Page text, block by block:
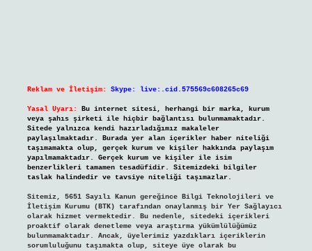
Reklam ve İletişim: Skype: live:.cid.575569c608265c69
Yasal Uyarı:
Bu internet sitesi, herhangi bir marka, kurum
veya şahıs şirketi ile hiçbir bağlantısı bulunmamaktadır.
Sitede yalnızca kendi hazırladığımız makaleler
paylaşılmaktadır. Burada yer alan içerikler haber niteliği
taşımamakta olup, gerçek kurum ve kişiler hakkında paylaşım
yapılmamaktadır. Gerçek kurum ve kişiler ile isim
benzerlikleri tamamen tesadüfidir. Sitemizdeki bilgiler
taslak halindedir ve tavsiye niteliği taşımazlar.
Sitemiz, 5651 Sayılı Kanun gereğince Bilgi Teknolojileri ve
İletişim Kurumu (BTK) tarafından onaylanmış bir Yer Sağlayıcı
olarak hizmet vermektedir. Bu nedenle, sitedeki içerikleri
proaktif olarak denetleme veya araştırma yükümlülüğümüz
bulunmamaktadır. Ancak, üyelerimiz yazdıkları içeriklerin
sorumluluğunu taşımakta olup, siteye üye olarak bu